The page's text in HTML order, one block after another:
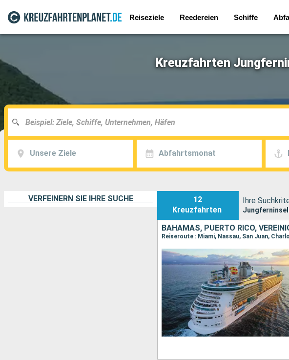
Reiseziele Reedereien Schiffe
Kreuzfahrten
Unsere Ziele Abfahrtsmonat
VERFEINERN SIE IHRE SUCHE
12
Kreuzfahrten
Ihre
BAHAMAS, PUERTO RICO,
Reiseroute : Miami, Nassau, San Juan,